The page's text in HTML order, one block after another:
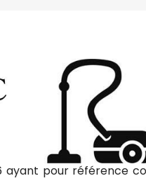
ayant pour référence